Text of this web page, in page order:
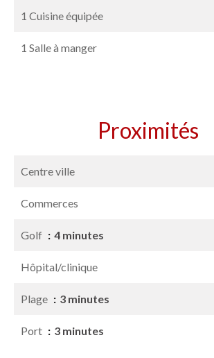
1 Cuisine équipée
1 Salle à manger
Proximités
Centre ville
Commerces
Golf 4 minutes
Hôpital/clinique
Plage 3 minutes
Port 3 minutes